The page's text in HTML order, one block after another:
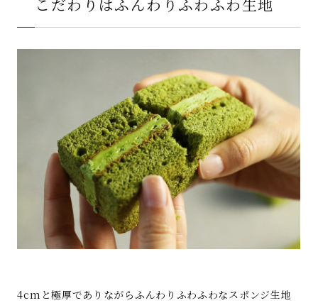
4cmと極厚でありながらふんわりふわふわなスポンジ生地